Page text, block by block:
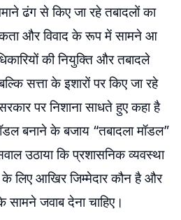
ढंग से किए जा रहे तबादलों का
और विवाद के रूप में सामने आ
की नियुक्ति और तबादले
सत्ता के इशारों पर किए जा रहे
पर निशाना साधते हुए कहा है
बनाने के बजाय “तबादला मॉडल”
उठाया कि प्रशासनिक व्यवस्था
लिए आखिर जिम्मेदार कौन है और
जवाब देना चाहिए।